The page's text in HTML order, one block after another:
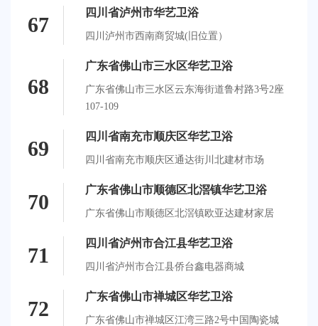
67
四川省泸州市华艺卫浴
四川泸州市西南商贸城(旧位置）
68
广东省佛山市三水区华艺卫浴
广东省佛山市三水区云东海街道鲁村路3号2座
107-109
69
四川省南充市顺庆区华艺卫浴
四川省南充市顺庆区通达街川北建材市场
70
广东省佛山市顺德区北滘镇华艺卫浴
广东省佛山市顺德区北滘镇欧亚达建材家居
71
四川省泸州市合江县华艺卫浴
四川省泸州市合江县侨台鑫电器商城
72
广东省佛山市禅城区华艺卫浴
广东省佛山市禅城区江湾三路2号中国陶瓷城